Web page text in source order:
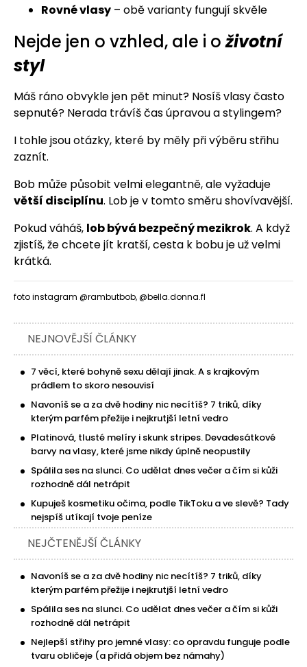
Rovné vlasy – obě varianty fungují skvěle
Nejde jen o vzhled, ale i oživotní
styl
Máš ráno obvykle jen pět minut? Nosíš vlasy často
sepnuté? Nerada trávíš čas úpravou a stylingem?
I tohle jsou otázky, které by měly při výběru střihu
zaznít.
Bob může působit velmi elegantně, ale vyžaduje
větší disciplínu. Lob je v tomto směru shovívavější.
Pokud váháš, lob bývá bezpečný mezikrok. A když
zjistíš, že chcete jít kratší, cesta k bobu je už velmi
krátká.
foto instagram @rambutbob, @bella.donna.fl
NEJNOVĚJŠÍ ČLÁNKY
7 věcí, které bohyně sexu dělají jinak. A s krajkovým
prádlem to skoro nesouvisí
Navoníš se a za dvě hodiny nic necítíš? 7 triků, díky
kterým parfém přežije i nejkrutjší letní vedro
Platinová, tlusté melíry i skunk stripes. Devadesátkové
barvy na vlasy, které jsme nikdy úplně neopustily
Spálila ses na slunci. Co udělat dnes večer a čím si kůži
rozhodně dál netrápit
Kupuješ kosmetiku očima, podle TikToku a ve slevě? Tady
nejspíš utíkají tvoje peníze
NEJČTENĚJŠÍ ČLÁNKY
Navoníš se a za dvě hodiny nic necítíš? 7 triků, díky
kterým parfém přežije i nejkrutjší letní vedro
Spálila ses na slunci. Co udělat dnes večer a čím si kůži
rozhodně dál netrápit
Nejlepší střihy pro jemné vlasy: co opravdu funguje podle
tvaru obličeje (a přidá objem bez námahy)